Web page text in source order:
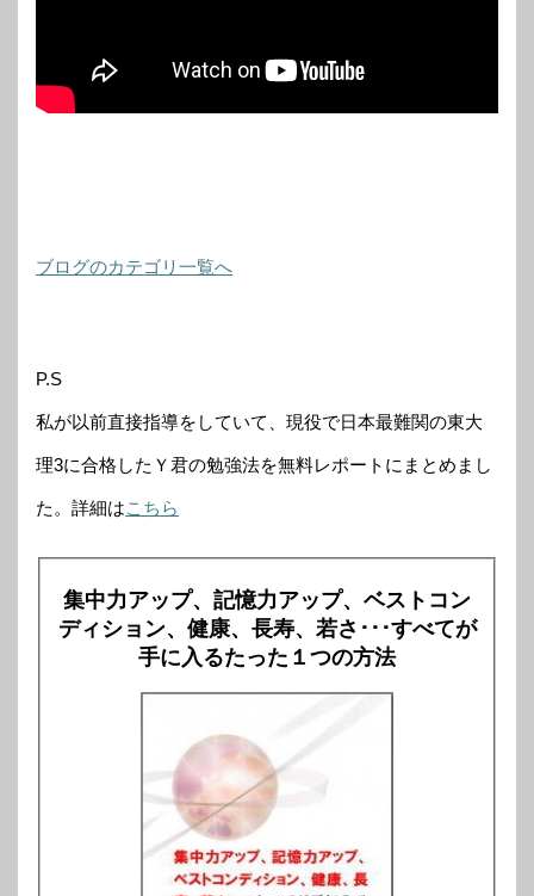
ブログのカテゴリ一覧へ
P.S
私が以前直接指導をしていて、現役で日本最難関の東大
理3に合格したＹ君の勉強法を無料レポートにまとめまし
た。詳細はこちら
集中力アップ、記憶力アップ、ベストコン
ディション、健康、長寿、若さ･･･すべてが
手に入るたった１つの方法